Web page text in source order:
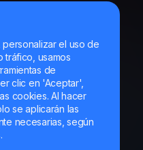
abiertos a
de medios
de medios para
activos y
el uso de
tráfico, usamos
de
clic en 'Aceptar',
cookies. Al hacer
se aplicarán las
necesarias, según